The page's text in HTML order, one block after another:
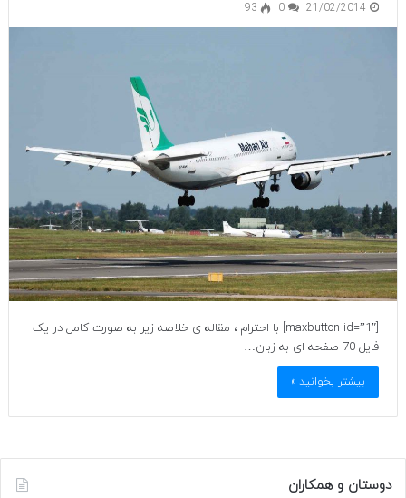
21/02/2014
0
93
[maxbutton id=”1″] با احترام ، مقاله ی خلاصه زیر به صورت کامل در یک
فایل 70 صفحه ای به زبان…
بیشتر بخوانید »
دوستان و همکاران